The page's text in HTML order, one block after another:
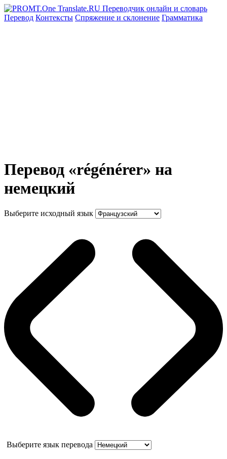
Перевод Контексты Спряжение и склонение Грамматика
Перевод «régénérer» на
немецкий
Выберите исходный язык
Выберите язык перевода